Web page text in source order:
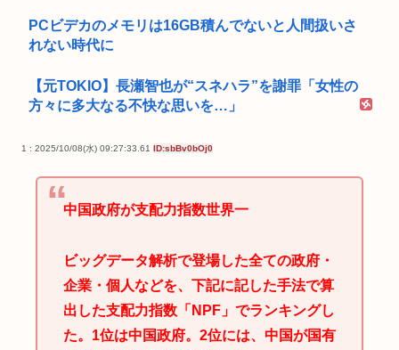
PCビデカのメモリは16GB積んでないと人間扱いさ
れない時代に
【元TOKIO】長瀬智也が“スネハラ”を謝罪「女性の
方々に多大なる不快な思いを…」
1 : 2025/10/08(水) 09:27:33.61 ID:sbBv0bOj0
中国政府が支配力指数世界一
ビッグデータ解析で登場した全ての政府・
企業・個人などを、下記に記した手法で算
出した支配力指数「NPF」でランキングし
た。1位は中国政府。2位には、中国が国有